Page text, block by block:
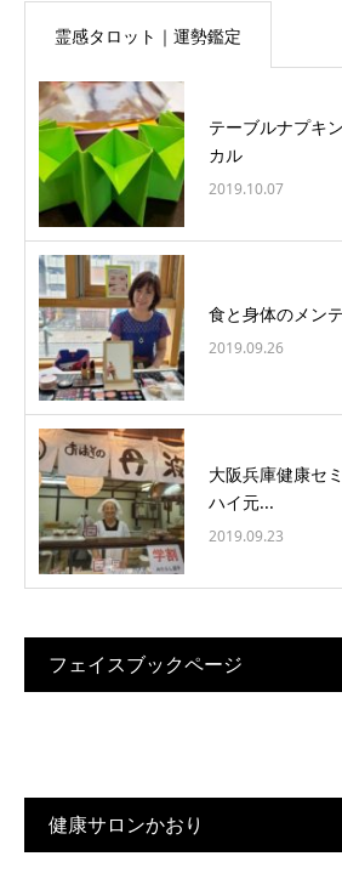
霊感タロット｜運勢鑑定
テーブルナプキ
カル
2019.10.07
食と身体のメン
2019.09.26
大阪兵庫健康セ
ハイ元...
2019.09.23
フェイスブックページ
健康サロンかおり